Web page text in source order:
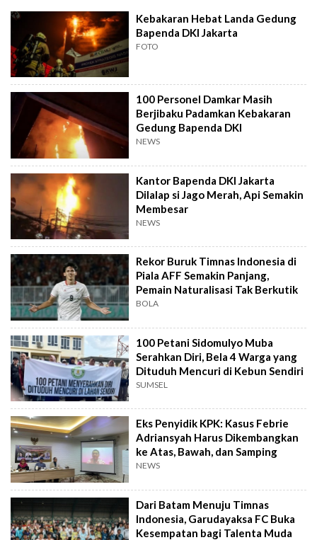
Kebakaran Hebat Landa Gedung
Bapenda DKI Jakarta
FOTO
100 Personel Damkar Masih
Berjibaku Padamkan Kebakaran
Gedung Bapenda DKI
NEWS
Kantor Bapenda DKI Jakarta
Dilalap si Jago Merah, Api Semakin
Membesar
NEWS
Rekor Buruk Timnas Indonesia di
Piala AFF Semakin Panjang,
Pemain Naturalisasi Tak Berkutik
BOLA
100 Petani Sidomulyo Muba
Serahkan Diri, Bela 4 Warga yang
Dituduh Mencuri di Kebun Sendiri
SUMSEL
Eks Penyidik KPK: Kasus Febrie
Adriansyah Harus Dikembangkan
ke Atas, Bawah, dan Samping
NEWS
Dari Batam Menuju Timnas
Indonesia, Garudayaksa FC Buka
Kesempatan bagi Talenta Muda